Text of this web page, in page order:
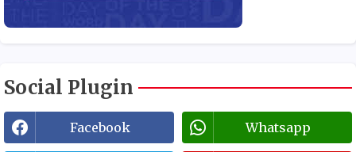
Social Plugin
Facebook Whatsapp